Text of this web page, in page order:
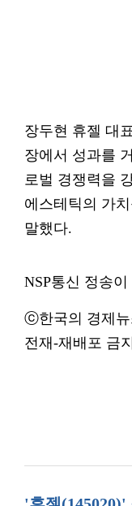
장두현 휴젤 대
장에서 성과를
로벌 경쟁력을
에스테틱의 가
말했다.
NSP통신 정송이
ⓒ한국의 경제뉴
전재-재배포 금